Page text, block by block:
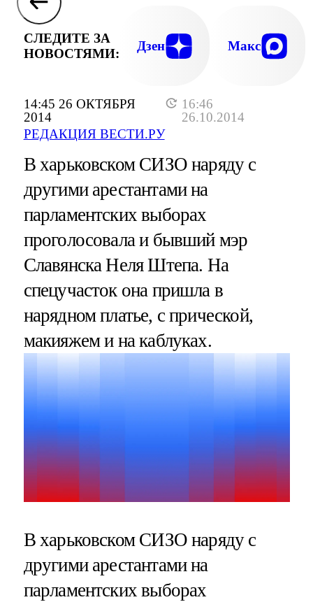
14:45 26 ОКТЯБРЯ
2014
16:46
26.10.2014
РЕДАКЦИЯ ВЕСТИ.РУ
СЛЕДИТЕ ЗА
НОВОСТЯМИ:
Дзен Макс
В харьковском СИЗО наряду с
другими арестантами на
парламентских выборах
проголосовала и бывший мэр
Славянска Неля Штепа. На
спецучасток она пришла в
нарядном платье, с прической,
макияжем и на каблуках.
В харьковском СИЗО наряду с
другими арестантами на
парламентских выборах